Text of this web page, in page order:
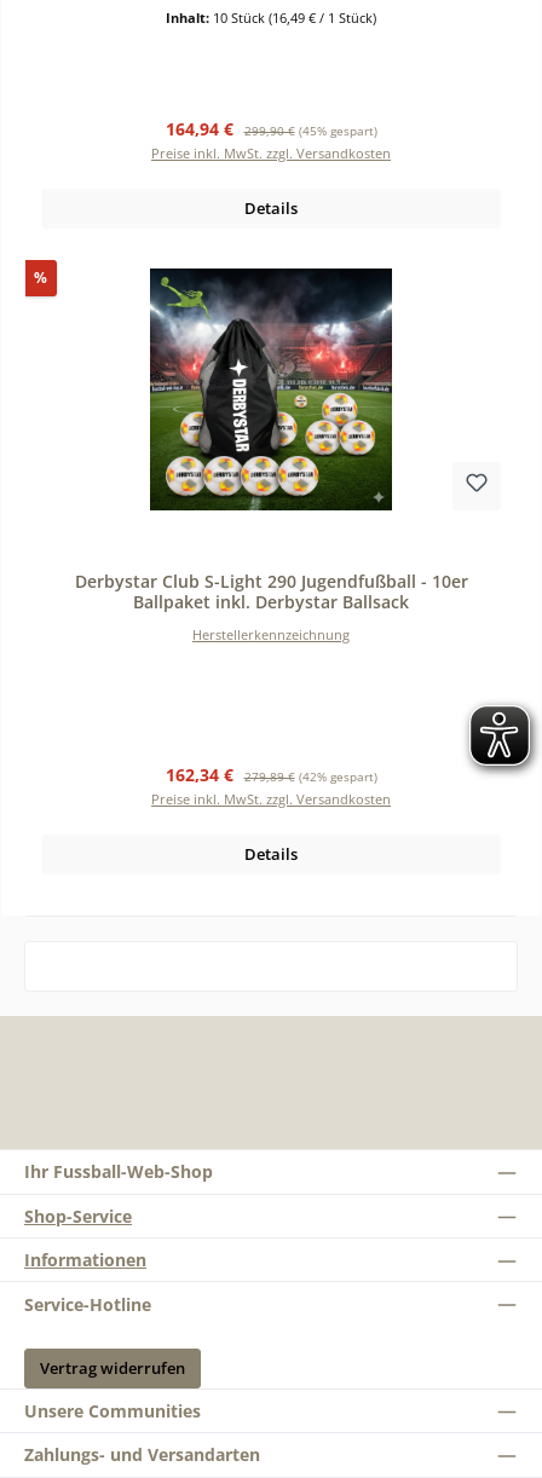
Inhalt: 10 Stück (16,49 € / 1 Stück)
Verkaufspreis:
164,94 € Regulärer Preis:
299,90 € (45% gespart)
Preise inkl. MwSt. zzgl. Versandkosten
Details
%Rabatt
Derbystar Club S-Light 290 Jugendfußball - 10er
Ballpaket inkl. Derbystar Ballsack
Herstellerkennzeichnung
Verkaufspreis:
162,34 € Regulärer Preis:
279,89 € (42% gespart)
Preise inkl. MwSt. zzgl. Versandkosten
Details
Ihr Fussball-Web-Shop
Shop-Service
Informationen
Service-Hotline
Vertrag widerrufen
Unsere Communities
Zahlungs- und Versandarten